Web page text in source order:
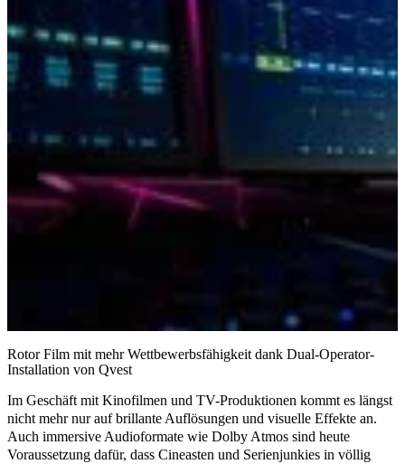
Rotor Film mit mehr Wettbewerbsfähigkeit dank Dual-Operator-
Installation von Qvest
Im Geschäft mit Kinofilmen und TV-Produktionen kommt es längst
nicht mehr nur auf brillante Auflösungen und visuelle Effekte an.
Auch immersive Audioformate wie Dolby Atmos sind heute
Voraussetzung dafür, dass Cineasten und Serienjunkies in völlig